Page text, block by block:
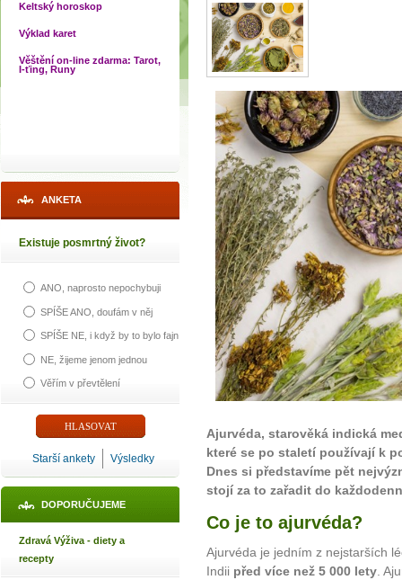
Keltský horoskop
Výklad karet
Věštění on-line zdarma: Tarot,
I-ťing, Runy
ANKETA
Existuje posmrtný život?
ANO, naprosto nepochybuji
SPÍŠE ANO, doufám v něj
SPÍŠE NE, i když by to bylo fajn
NE, žijeme jenom jednou
Věřím v převtělení
Starší ankety Výsledky
DOPORUČUJEME
Zdravá Výživa - diety a
recepty
Ajurvéda, starověká indická
které se po staletí používají k
Dnes si představíme pět
stojí za to zařadit do
Co je to ajurvéda?
Ajurvéda je jedním z nejstarších
Indii před více než 5 000 lety .